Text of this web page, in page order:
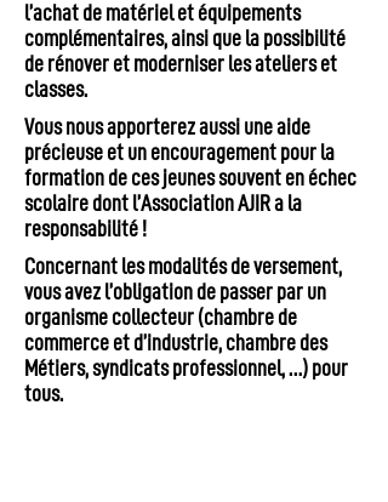
l’achat de matériel et équipements
complémentaires, ainsi que la possibilité
de rénover et moderniser les ateliers et
classes.
Vous nous apporterez aussi une aide
précieuse et un encouragement pour la
formation de ces jeunes souvent en échec
scolaire dont l’Association AJIR a la
responsabilité !
Concernant les modalités de versement,
vous avez l’obligation de passer par un
organisme collecteur (chambre de
commerce et d’industrie, chambre des
Métiers, syndicats professionnel, …) pour
tous.